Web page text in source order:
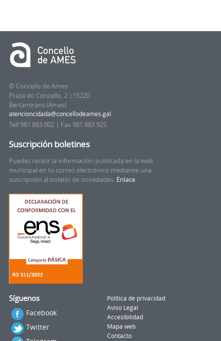
© Concello de Ames
Praza do Concello, 2 |15220
Bertamiráns (Ames)
Telf 981 883 002 | Fax 981 883 925
Suscripción boletines
Puedes recibir la información publicada en la web
municipal en tu correo electrónico mediante una
suscripción al boletín de novedades. Enlace.
Síguenos
Facebook
Twitter
Política de privacidad
Aviso Legal
Accesibilidad
Mapa web
Contacto